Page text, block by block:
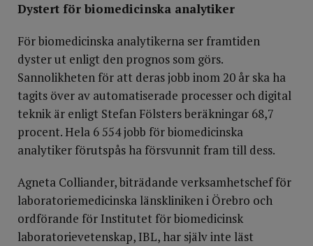
Dystert för biomedicinska analytiker
För biomedicinska analytikerna ser framtiden
dyster ut enligt den prognos som görs.
Sannolikheten för att deras jobb inom 20 år ska ha
tagits över av automatiserade processer och digital
teknik är enligt Stefan Fölsters beräkningar 68,7
procent. Hela 6 554 jobb för biomedicinska
analytiker förutspås ha försvunnit fram till dess.
Agneta Colliander, biträdande verksamhetschef för
laboratoriemedicinska länskliniken i Örebro och
ordförande för Institutet för biomedicinsk
laboratorievetenskap, IBL, har själv inte läst